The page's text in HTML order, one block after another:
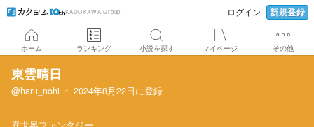
KADOKAWA Group ログイン 新規登録
ホーム ランキング 小説を探す マイページ その他
東雲晴日
@haru_nohi 2024年8月22日に登録